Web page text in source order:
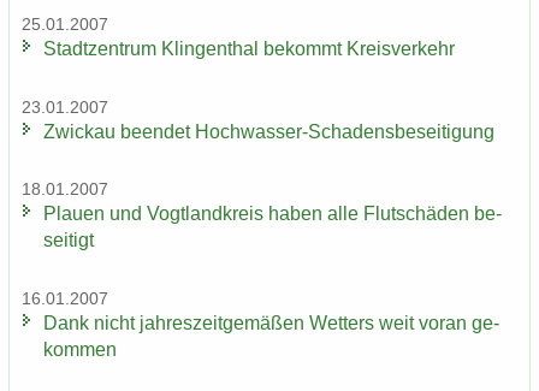
25.01.2007
Stadt­zen­trum Klin­gen­thal be­kommt Kreis­ver­kehr
23.01.2007
Zwi­ckau be­en­det Hochwasser-​Schadensbeseitigung
18.01.2007
Plau­en und Vogt­land­kreis haben alle Flut­schä­den be­
sei­tigt
16.01.2007
Dank nicht jah­res­zeit­ge­mä­ßen Wet­ters weit voran ge­
kom­men